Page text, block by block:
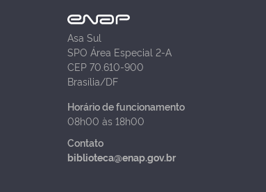
Asa Sul
SPO Área Especial 2-A
CEP 70.610-900
Brasília/DF
Horário de funcionamento
08h00 às 18h00
Contato
biblioteca@enap.gov.br